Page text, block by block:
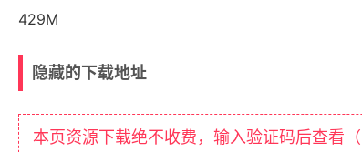
429M
隐藏的下载地址
本页资源下载绝不收费，输入验证码后查看（